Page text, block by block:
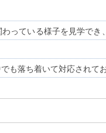
っている様子を見学で
も落ち着いて対応されて